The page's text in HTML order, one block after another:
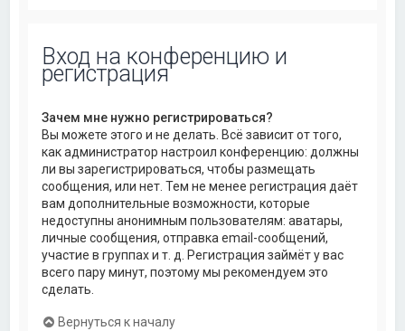
Вход на конференцию и
регистрация
Зачем мне нужно регистрироваться?
Вы можете этого и не делать. Всё зависит от того,
как администратор настроил конференцию: должны
ли вы зарегистрироваться, чтобы размещать
сообщения, или нет. Тем не менее регистрация даёт
вам дополнительные возможности, которые
недоступны анонимным пользователям: аватары,
личные сообщения, отправка email-сообщений,
участие в группах и т. д. Регистрация займёт у вас
всего пару минут, поэтому мы рекомендуем это
сделать.
Вернуться к началу